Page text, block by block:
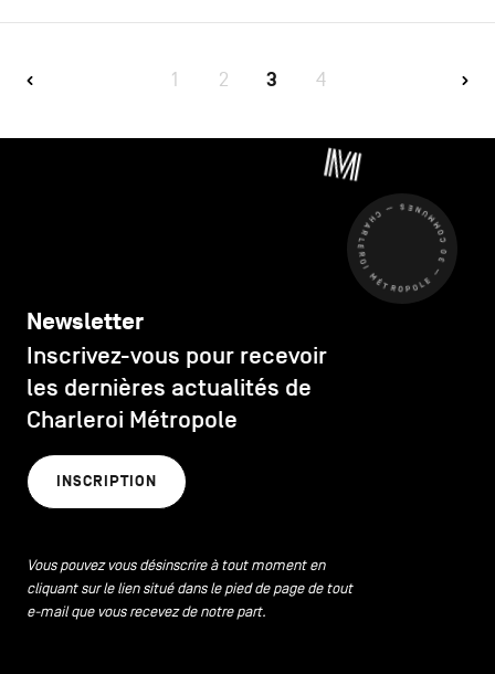
1 2 3 4
CHARLEROI MÉTROPOLE — 30 COMMUNES —
Newsletter
Inscrivez-vous pour recevoir
les dernières actualités de
Charleroi Métropole
INSCRIPTION
Vous pouvez vous désinscrire à tout moment en
cliquant sur le lien situé dans le pied de page de tout
e-mail que vous recevez de notre part.